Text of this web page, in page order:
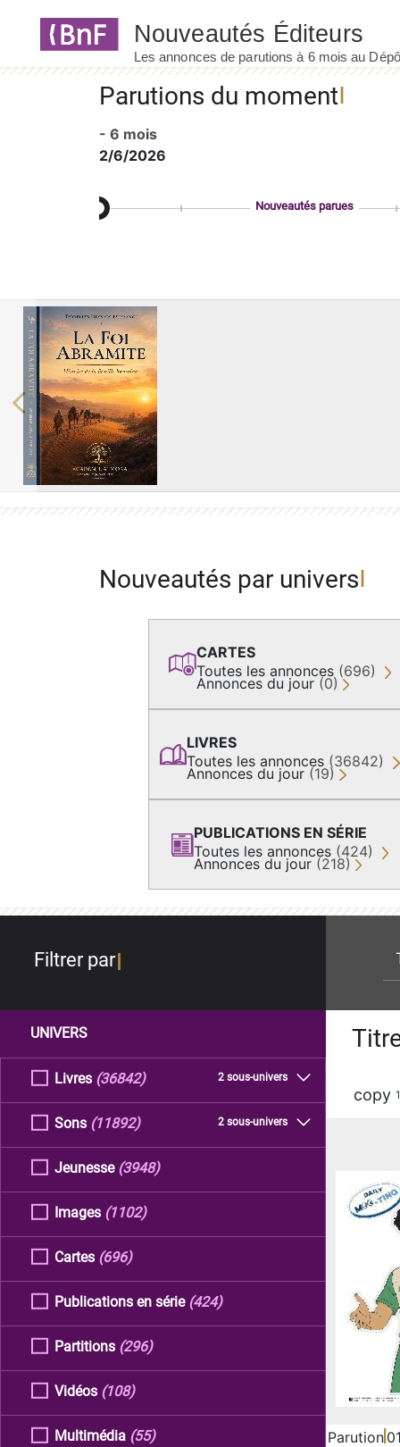
Parutions du moment
- 6 mois
2/6/2026
Nouveautés parues
Previous
Nouveautés par univers
CARTES
Toutes les annonces (696)
Annonces du jour (0)
LIVRES
Toutes les annonces (36842)
Annonces du jour (19)
PUBLICATIONS EN SÉRIE
Toutes les annonces (424)
Annonces du jour (218)
Filtrer par
UNIVERS
Livres 2 sous-univers
(36842)
Sons 2 sous-univers
(11892)
Jeunesse (3948)
Images (1102)
Cartes (696)
Publications en série (424)
Partitions (296)
Vidéos (108)
Multimédia (55)
copy
Parution